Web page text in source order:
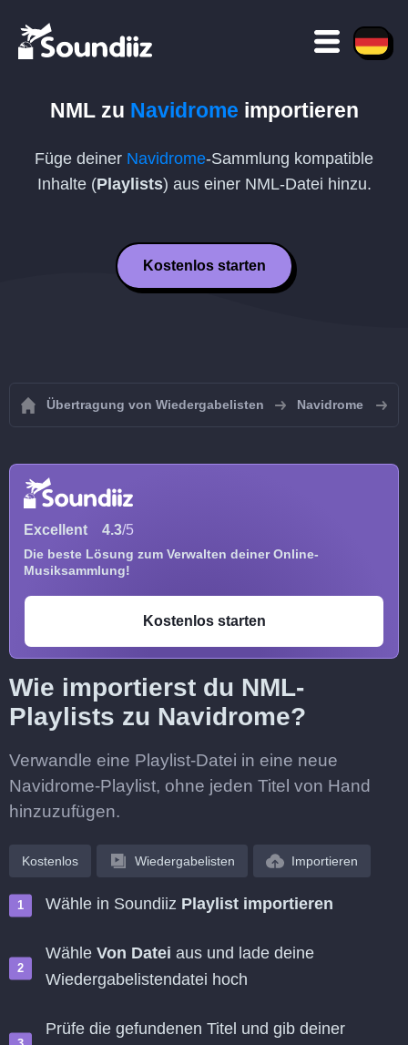
NMLzu Navidrome importieren
Füge deiner Navidrome-Sammlung kompatible
Inhalte (Playlists) aus einer NML-Datei hinzu.
Kostenlos starten
Übertragung von Wiedergabelisten Navidrome
Excellent 4.3/5
Die beste Lösung zum Verwalten deiner Online-
Musiksammlung!
Kostenlos starten
Wie importierst du NML-
Playlists zu Navidrome?
Verwandle eine Playlist-Datei in eine neue
Navidrome-Playlist, ohne jeden Titel von Hand
hinzuzufügen.
Kostenlos Wiedergabelisten Importieren
Wähle in Soundiiz Playlist importieren
Wähle Von Datei aus und lade deine
Wiedergabelistendatei hoch
Prüfe die gefundenen Titel und gib deiner